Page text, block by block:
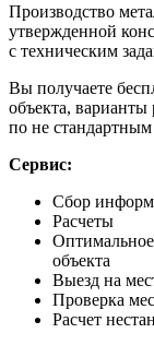
Производство
утвержденной
с техническим
Вы получаете
объекта,
по не
Сервис:
Сбор
Расчеты
объекта
Выезд на
Проверка
Расчет